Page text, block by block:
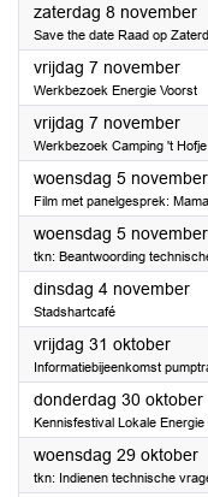
zaterdag 8 november
Save the date Raad op
vrijdag 7 november2025
Werkbezoek Energie Voorst
vrijdag 7 november2025
Werkbezoek Camping 't
woensdag 5 november
Film met panelgesprek:
woensdag 5 november
tkn: Beantwoording
dinsdag 4 november
Stadshartcafé
vrijdag 31 oktober2025
Informatiebijeenkomst
donderdag 30 oktober
Kennisfestival Lokale
woensdag 29 oktober
tkn: Indienen technische